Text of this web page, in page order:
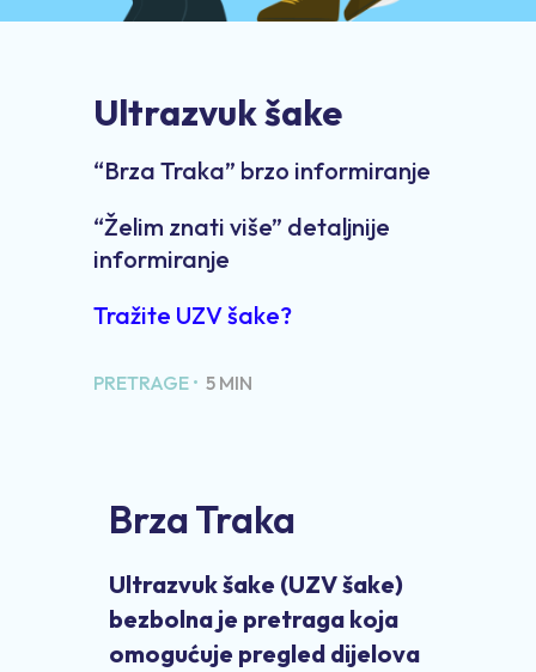
Ultrazvuk šake
“Brza Traka” brzo informiranje
“Želim znati više” detaljnije
informiranje
Tražite UZV šake?
PRETRAGE • 5 MIN
Brza Traka
Ultrazvuk šake (UZV šake)
bezbolna je pretraga koja
omogućuje pregled dijelova